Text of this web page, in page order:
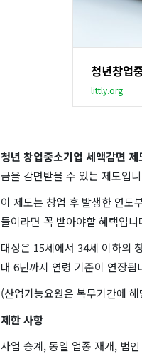
청년창업
littly.org
청년 창업중소기업 세액감면 제
금을 감면받을 수 있는 제도입
이 제도는 창업 후 발생한 연도
들이라면 꼭 받아야할 혜택입니
대상은 15세에서 34세 이하의
대 6년까지 연령 기준이 연장됩
(산업기능요원은 복무기간에
제한 사항
사업 승계, 동일 업종 재개, 법